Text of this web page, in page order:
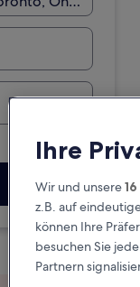
Ihre
Wir und unsere16
z.B. auf
können Ihre
besuchen Sie
Partnern